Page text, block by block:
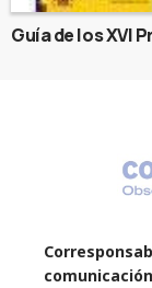
Guía de los XVI